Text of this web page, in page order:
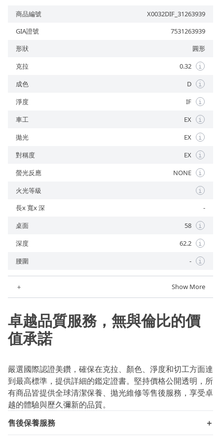
商品編號
X0032DIF_31263939
GIA證號
7531263939
形狀
圓形
克拉
0.32 i
成色 D i
淨度 IF i
車工 EX i
拋光 EX i
對稱度 EX i
螢光反應 NONE i
火光等級 i
長x 寬x 深
-
桌面
58 i
深度 62.2 i
腰圍 - i
＋ Show More
卓越品質服務，無與倫比的價
值承諾
嚴選國際認證美鑽，確保在克拉、顏色、淨度和切工方面達
到最高標準，提供詳細的鑑定證書。堅持價格公開透明，所
有商品皆提供全球清潔保養、拋光維修等售後服務，享受卓
越的體驗與歷久彌新的品質。
售後保養服務
＋